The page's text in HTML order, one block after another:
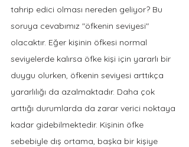
tahrip edici olması nereden geliyor? Bu
soruya cevabımız "öfkenin seviyesi"
olacaktır. Eğer kişinin öfkesi normal
seviyelerde kalırsa öfke kişi için yararlı bir
duygu olurken, öfkenin seviyesi arttıkça
yararlılığı da azalmaktadır. Daha çok
arttığı durumlarda da zarar verici noktaya
kadar gidebilmektedir. Kişinin öfke
sebebiyle dış ortama, başka bir kişiye